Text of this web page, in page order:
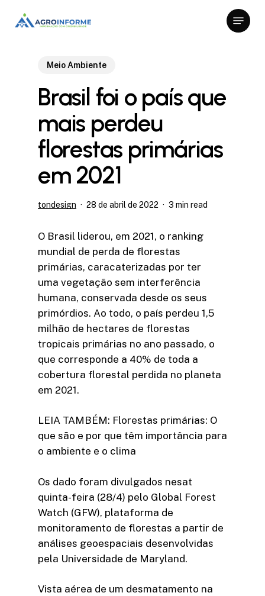
Menu
Meio Ambiente
Brasil foi o país que
mais perdeu
florestas primárias
em 2021
tondesign 28 de abril de 2022 3 min read
O Brasil liderou, em 2021, o ranking
mundial de perda de florestas
primárias, caracaterizadas por ter
uma vegetação sem interferência
humana, conservada desde os seus
primórdios. Ao todo, o país perdeu 1,5
milhão de hectares de florestas
tropicais primárias no ano passado, o
que corresponde a 40% de toda a
cobertura florestal perdida no planeta
em 2021.
LEIA TAMBÉM: Florestas primárias: O
que são e por que têm importância para
o ambiente e o clima
Os dado foram divulgados nesat
quinta-feira (28/4) pelo Global Forest
Watch (GFW), plataforma de
monitoramento de florestas a partir de
análises geoespaciais desenvolvidas
pela Universidade de Maryland.
Vista aérea de um desmatamento na